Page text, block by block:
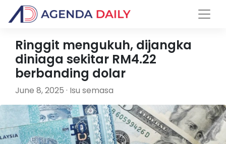
Ringgit mengukuh, dijangka
diniaga sekitar RM4.22
berbanding dolar
June 8, 2025 · Isu semasa